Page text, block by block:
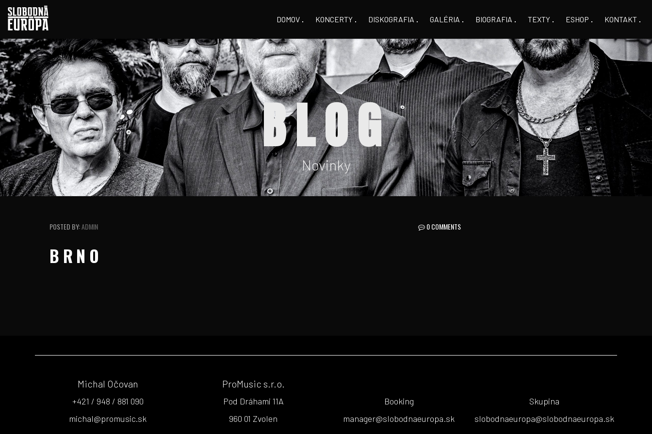
DOMOV KONCERTY DISKOGRAFIA GALÉRIA BIOGRAFIA TEXTY ESHOP KONTAKT
BLOG
Novinky
POSTED BY:ADMIN 0 COMMENTS
BRNO
Michal Očovan
+421 / 948 / 881 090
michal@promusic.sk
ProMusic s.r.o.
Pod Dráhami 11A
960 01 Zvolen
Booking
manager@slobodnaeuropa.sk
Skupina
slobodnaeuropa@slobodnaeuropa.sk